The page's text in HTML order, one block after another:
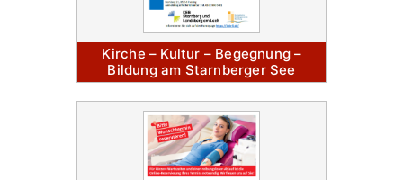
Kirche – Kultur – Begegnung –
Bildung am Starnberger See